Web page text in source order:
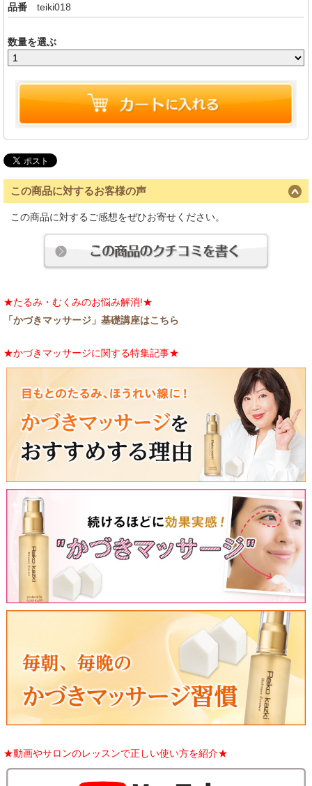
品番 teiki018
数量を選ぶ
この商品に対するお客様の声
この商品に対するご感想をぜひお寄せください。
★たるみ・むくみのお悩み解消!★
「かづきマッサージ」基礎講座はこちら
★かづきマッサージに関する特集記事★
★動画やサロンのレッスンで正しい使い方を紹介★